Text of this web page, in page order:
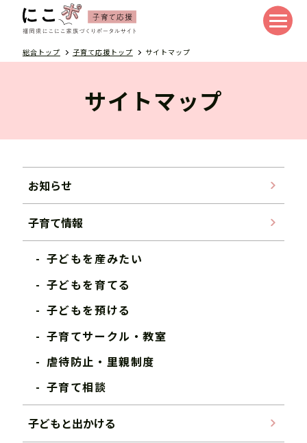
総合トップ 子育て応援トップ サイトマップ
サイトマップ
お知らせ
子育て情報
子どもを産みたい
子どもを育てる
子どもを預ける
子育てサークル・教室
虐待防止・里親制度
子育て相談
子どもと出かける